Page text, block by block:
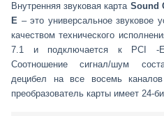
Внутренняя звуковая картаSound
E – это универсальное звуковое
качеством технического
7.1 и подключается к РСI -E
Соотношение сигнал/шум
децибел на все восемь каналов
преобразователь карты имеет 24-